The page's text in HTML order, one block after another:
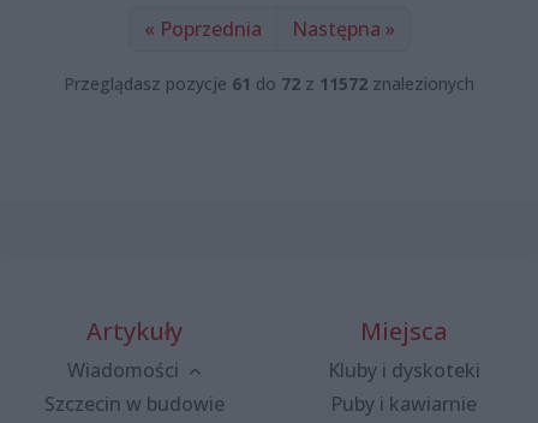
« Poprzednia Następna »
Przeglądasz pozycje 61 do 72 z 11572 znalezionych
Artykuły
Wiadomości
Szczecin w budowie
Miejsca
Kluby i dyskoteki
Puby i kawiarnie